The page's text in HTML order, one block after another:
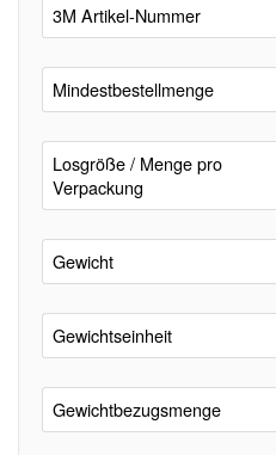
3M Artikel-Nummer
Mindestbestellmenge
Losgröße / Menge pro
Verpackung
Gewicht
Gewichtseinheit
Gewichtbezugsmenge